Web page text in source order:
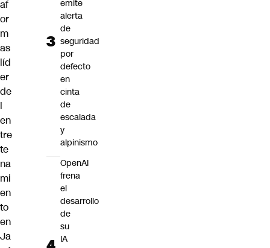
af
or
m
as
líd
er
de
l
en
tre
te
na
mi
en
to
en
Ja
emite
alerta
de
seguridad
por
defecto
en
cinta
de
escalada
y
alpinismo
OpenAI
frena
el
desarrollo
de
su
IA